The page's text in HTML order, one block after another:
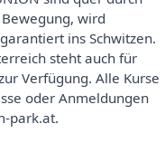
wird
ins Schwitzen.
steht auch für
Verfügung. Alle Kurse
oder Anmeldungen
park.at.